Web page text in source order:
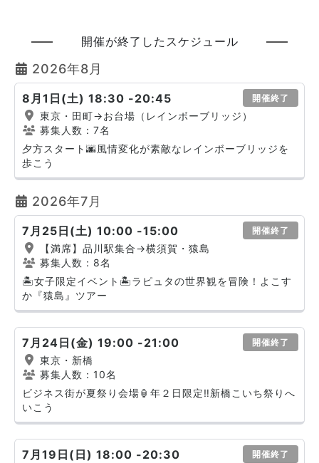
開催が終了したスケジュール
2026年8月
8月1日(土) 18:30 -20:45 開催終了
東京・田町→お台場（レインボーブリッジ）
募集人数：7名
夕方スタート🌆風情変化が素敵なレインボーブリッジを
歩こう
2026年7月
7月25日(土) 10:00 -15:00 開催終了
【満席】品川駅集合→横須賀・猿島
募集人数：8名
🏝️女子限定イベント🏝️ラピュタの世界観を冒険！よこす
か『猿島』ツアー
7月24日(金) 19:00 -21:00 開催終了
東京・新橋
募集人数：10名
ビジネス街が夏祭り会場🏮年２日限定‼️新橋こいち祭りへ
いこう
7月19日(日) 18:00 -20:30 開催終了